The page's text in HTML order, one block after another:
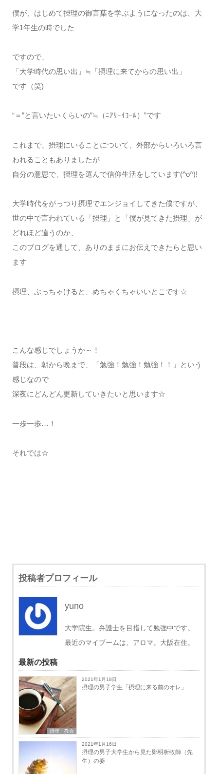
僕が、はじめて摂理の御言葉を学ぶようになったのは、大
学1年生の時でした
ですので、
「大学時代の思い出」≒「摂理に来てからの思い出」
です（笑)
“＝”と言いたいくらいの”≒（ﾆｱﾘｰｲｺｰﾙ）”です
これまで、摂理にいることについて、外部からいろいろ言
われることもありましたが
自分の意思で、摂理を選んで信仰生活をしています(^o^)!
大学時代をがっつり摂理でエンジョイしてきた僕ですが、
世の中で言われている「摂理」と「僕が見てきた摂理」が
どれほど違うのか、
このブログを通して、ありのままにお伝えできたらと思い
ます
摂理、ぶっちゃけると、めちゃくちゃいいとこです☆
こんな感じでしょうか～！
普段は、朝から晩まで、「勉強！勉強！勉強！！」という
感じなので
深夜にどんどん更新していきたいと思います☆
一歩一歩…！
それでは☆
投稿者プロフィール
yuno
大学院生。弁護士を目指して勉強中です。
最近のマイブームは、アロマ。大阪在住。
最新の投稿
摂理・教会
2021年1月18日
摂理の男子学生「摂理に来る前のオレ」
2021年1月16日
摂理の男子大学生から見た鄭明析牧師（先
生）の姿